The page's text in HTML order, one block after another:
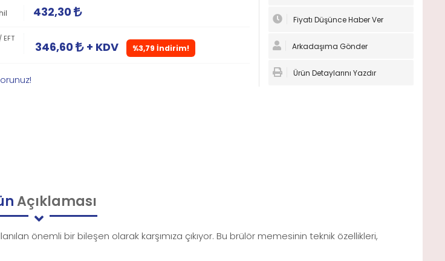
432,30
346,60 + KDV %3,79 İndirim!
Fiyatı Düşünce Haber Ver
Arkadaşıma Gönder
Ürün Detaylarını Yazdır
Açıklaması
önemli bir bileşen olarak karşımıza çıkıyor. Bu brülör memesinin teknik özellikleri,